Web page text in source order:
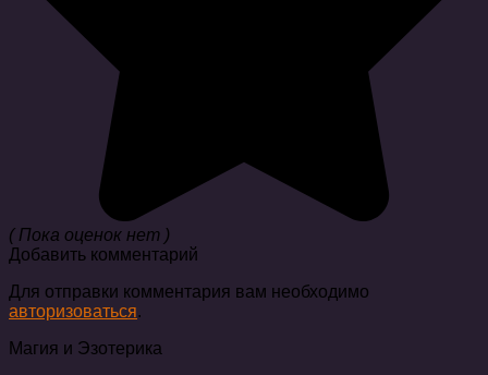
( Пока оценок нет )
Добавить комментарий
Для отправки комментария вам необходимо
авторизоваться.
Магия и Эзотерика